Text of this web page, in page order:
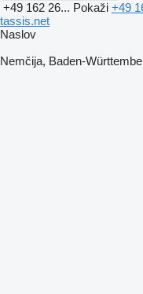
+49 162 26... Pokaži +49
tassis.net
Naslov
Nemčija, Baden-